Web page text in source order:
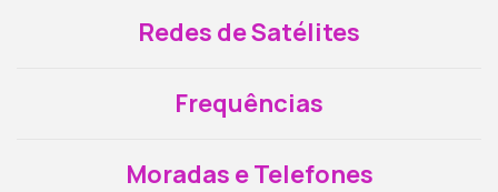
Redes de Satélites
Frequências
Moradas e Telefones